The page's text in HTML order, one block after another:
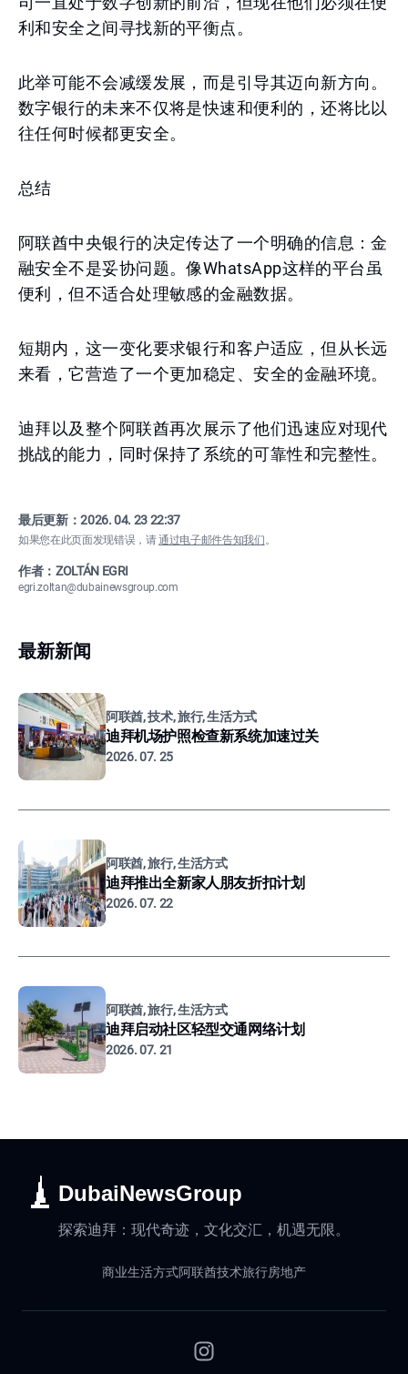
利和安全之间寻找新的平衡点。
此举可能不会减缓发展，而是引导其迈向新方向。
数字银行的未来不仅将是快速和便利的，还将比以
往任何时候都更安全。
总结
阿联酋中央银行的决定传达了一个明确的信息：金
融安全不是妥协问题。像WhatsApp这样的平台虽
便利，但不适合处理敏感的金融数据。
短期内，这一变化要求银行和客户适应，但从长远
来看，它营造了一个更加稳定、安全的金融环境。
迪拜以及整个阿联酋再次展示了他们迅速应对现代
挑战的能力，同时保持了系统的可靠性和完整性。
最后更新：2026. 04. 23 22:37
如果您在此页面发现错误，请通过电子邮件告知我们。
作者：ZOLTÁN EGRI
egri.zoltan@dubainewsgroup.com
最新新闻
阿联酋, 技术, 旅行, 生活方式
迪拜机场护照检查新系统加速过关
2026. 07. 25
阿联酋, 旅行, 生活方式
迪拜推出全新家人朋友折扣计划
2026. 07. 22
阿联酋, 旅行, 生活方式
迪拜启动社区轻型交通网络计划
2026. 07. 21
DubaiNewsGroup
探索迪拜：现代奇迹，文化交汇，机遇无限。
商业生活方式阿联酋技术旅行房地产